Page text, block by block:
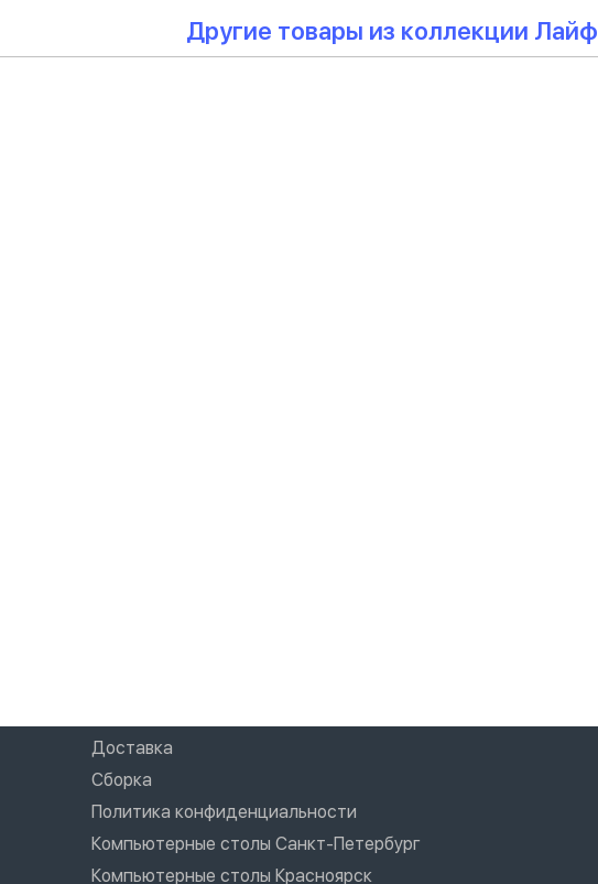
Другие товары из коллекции Лайф
Доставка
Сборка
Политика конфиденциальности
Компьютерные столы Санкт-Петербург
Компьютерные столы Красноярск